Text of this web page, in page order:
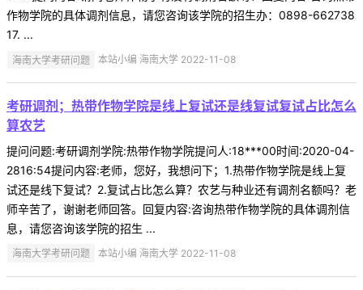
作物学院的具体调剂信息，请您咨询该学院的招生办：0898-662738
17. ...
海南大学考研问题 本站小编 海南大学 2022-11-08
考研调剂；热带作物学院是线上复试还是线复试复试占比怎么
算农艺
提问问题:考研调剂学院:热带作物学院提问人:18***00时间:2020-04-
2816:54提问内容:老师，您好，我想问下；1.热带作物学院是线上复
试还是线下复试？2.复试占比怎么算？农艺与种业还有调剂名额吗？老
师辛苦了，谢谢老师回答。回复内容:咨询热带作物学院的具体调剂信
息，请您咨询该学院的招生 ...
海南大学考研问题 本站小编 海南大学 2022-11-08